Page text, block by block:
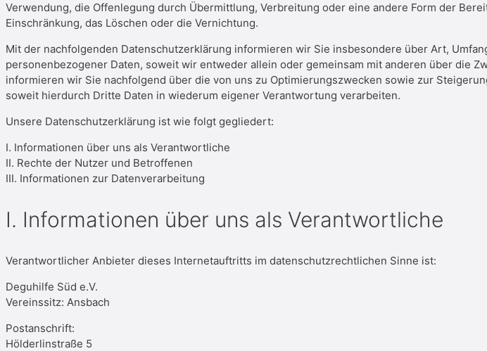
Verwendung, die Offenlegung durch Übermittlung, Verbreitung oder eine andere Form der
Einschränkung, das Löschen oder die Vernichtung.
Mit der nachfolgenden Datenschutzerklärung informieren wir Sie insbesondere über Art,
personenbezogener Daten, soweit wir entweder allein oder gemeinsam mit anderen über die
informieren wir Sie nachfolgend über die von uns zu Optimierungszwecken sowie zur
soweit hierdurch Dritte Daten in wiederum eigener Verantwortung verarbeiten.
Unsere Datenschutzerklärung ist wie folgt gegliedert:
I. Informationen über uns als Verantwortliche
II. Rechte der Nutzer und Betroffenen
III. Informationen zur Datenverarbeitung
I. Informationen über uns als Verantwortliche
Verantwortlicher Anbieter dieses Internetauftritts im datenschutzrechtlichen Sinne ist:
Deguhilfe Süd e.V.
Vereinssitz: Ansbach
Postanschrift:
Hölderlinstraße 5